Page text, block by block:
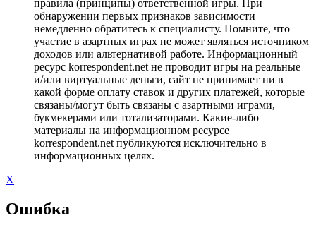
правила (принципы) ответственной игры. При
обнаружении первых признаков зависимости
немедленно обратитесь к специалисту. Помните, что
участие в азартных играх не может являться источником
доходов или альтернативой работе. Информационный
ресурс korrespondent.net не проводит игры на реальные
и/или виртуальные деньги, сайт не принимает ни в
какой форме оплату ставок и других платежей, которые
связаны/могут быть связаны с азартными играми,
букмекерами или тотализаторами. Какие-либо
материалы на информационном ресурсе
korrespondent.net публикуются исключительно в
информационных целях.
X
Ошибка